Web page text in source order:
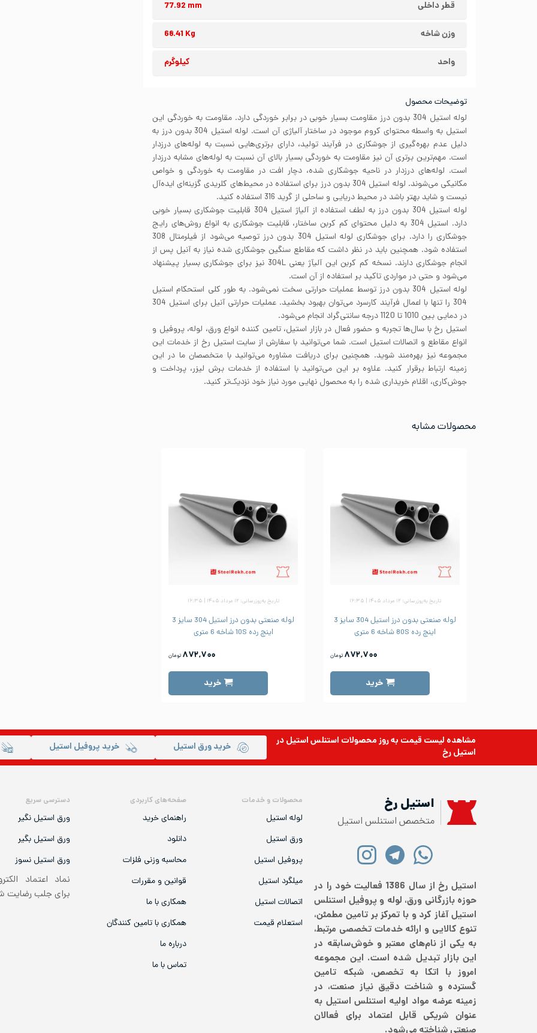
قطر داخلی 77.92 mm
وزن شاخه 68.41 Kg
واحد کیلوگرم
توضیحات محصول
لوله استیل 304 بدون درز مقاومت بسیار خوبی در برابر خوردگی دارد. مقاومت به خوردگی این
استیل به واسطه محتوای کروم موجود در ساختار آلیاژی آن است. لوله استیل 304 بدون درز به
دلیل عدم بهره‌گیری از جوشکاری در فرآیند تولید، دارای برتری‌هایی نسبت به لوله‌های درزدار
است. مهم‌ترین برتری آن نیز مقاومت به خوردگی بسیار بالای آن نسبت به لوله‌های مشابه درزدار
است. لوله‌های درزدار در ناحیه جوشکاری شده، دچار افت در مقاومت به خوردگی و خواص
مکانیکی می‌شوند. لوله استیل 304 بدون درز برای استفاده در محیط‌های کلریدی گزینه‌ای ایده‌آل
نیست و شاید بهتر باشد در محیط دریایی و ساحلی از گرید 316 استفاده کنید.
لوله استیل 304 بدون درز به لطف استفاده از آلیاژ استیل 304 قابلیت جوشکاری بسیار خوبی
دارد. استیل 304 به دلیل محتوای کم کربن ساختار، قابلیت جوشکاری به انواع روش‌های رایج
جوشکاری را دارد. برای جوشکاری لوله استیل 304 بدون درز توصیه می‌شود از فیلرمتال 308
استفاده شود. همچنین باید در نظر داشت که مقاطع سنگین جوشکاری شده نیاز به آنیل پس از
انجام جوشکاری دارند. نسخه کم کربن این آلیآژ یعنی 304L نیز برای جوشکاری بسیار پیشنهاد
می‌شود و حتی در مواردی تاکید بر استفاده از آن است.
لوله استیل 304 بدون درز توسط عملیات حرارتی سخت نمی‌شود. به طور کلی استحکام استیل
304 را تنها با اعمال فرآیند کارسرد می‌توان بهبود بخشید. عملیات حرارتی آنیل برای استیل 304
در دمایی بین 1010 تا 1120 درجه سانتی‌گراد انجام می‌شود.
استیل رخ با سال‌ها تجربه و حضور فعال در بازار استیل، تامین کننده انواع ورق، لوله، پروفیل و
انواع مقاطع و اتصالات استیل است. شما می‌توانید با سفارش از سایت استیل رخ از خدمات این
مجموعه نیز بهره‌مند شوید. همچنین برای دریافت مشاوره می‌توانید با متخصصان ما در این
زمینه ارتباط برقرار کنید. علاوه بر این می‌توانید با استفاده از خدمات برش لیزر، پرداخت و
جوش‌کاری، اقلام خریداری شده را به محصول نهایی مورد نیاز خود نزدیک‌تر کنید.
محصولات مشابه
تاریخ به‌روزرسانی: ۱۲ مرداد ۱۴۰۵ | ۱۶:۳۵
لوله صنعتی بدون درز استیل 304 سایز 3
اینچ رده 80S شاخه 6 متری
۸۷۲,۷۰۰ تومان
خرید
تاریخ به‌روزرسانی: ۱۲ مرداد ۱۴۰۵ | ۱۶:۳۵
لوله صنعتی بدون درز استیل 304 سایز 3
اینچ رده 10S شاخه 6 متری
۸۷۲,۷۰۰ تومان
خرید
مشاهده لیست قیمت به روزمحصولات استنلس استیلدر
استیل رخ
خرید ورق استیل خرید پروفیل استیل
استیل رخ
متخصص استنلس استیل
استیل رخ از سال 1386 فعالیت خود را در
حوزه بازرگانی ورق، لوله و پروفیل استنلس
استیل آغاز کرد و با تمرکز بر تامین مطمئن،
تنوع کالایی و ارائه خدمات تخصصی مرتبط،
به یکی از نام‌های معتبر و خوش‌سابقه در
این بازار تبدیل شده است. این مجموعه
امروز با اتکا به تخصص، شبکه تامین
گسترده و شناخت دقیق نیاز صنعت، در
زمینه عرضه مواد اولیه استنلس استیل به
عنوان شریکی قابل اعتماد برای فعالان
محصولات و خدمات
لوله استیل
ورق استیل
پروفیل استیل
میلگرد استیل
اتصالات استیل
استعلام قیمت
صفحه‌های کاربردی
راهنمای خرید
دانلود
محاسبه وزنی فلزات
قوانین و مقررات
همکاری با ما
همکاری با تامین کنندگان
درباره ما
تماس با ما
دسترسی سریع
ورق استیل نگیر
ورق استیل بگیر
ورق استیل نسوز
نماد اعتماد
برای جلب